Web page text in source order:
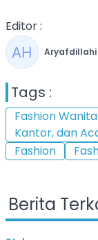
Editor :
Aryafdillahi
Tags :
Fashion
Kantor, dan
Fashion
Berita